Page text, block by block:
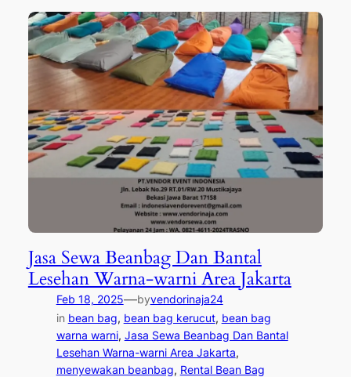
Jasa Sewa Beanbag Dan Bantal
Lesehan Warna-warni Area Jakarta
Feb 18, 2025—byvendorinaja24
in bean bag, bean bag kerucut, bean bag
warna warni, Jasa Sewa Beanbag Dan Bantal
Lesehan Warna-warni Area Jakarta
menyewakan beanbag, Rental Bean Bag